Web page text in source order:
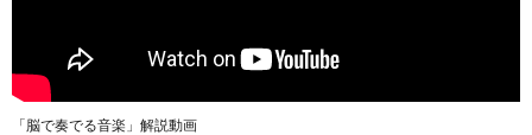
「脳で奏でる音楽」解説動画